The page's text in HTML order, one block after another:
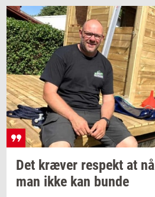
Det kræ­ver respekt at nå
man ikke kan bunde